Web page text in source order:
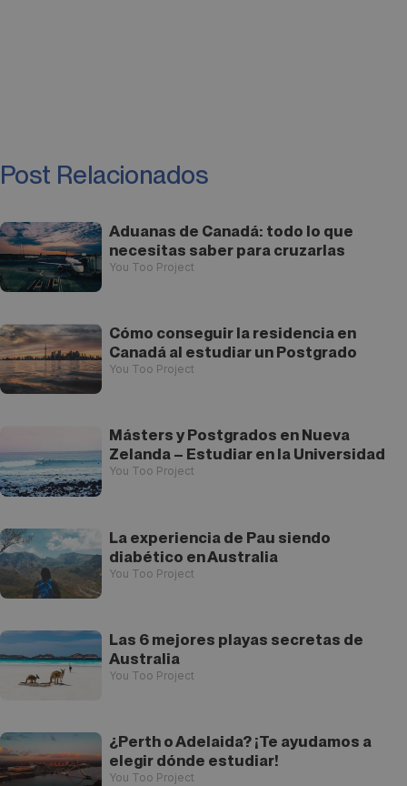
Post Relacionados
Aduanas de Canadá: todo lo que
necesitas saber para cruzarlas
You Too Project
Cómo conseguir la residencia en
Canadá al estudiar un Postgrado
You Too Project
Másters y Postgrados en Nueva
Zelanda – Estudiar en la Universidad
You Too Project
La experiencia de Pau siendo
diabético en Australia
You Too Project
Las 6 mejores playas secretas de
Australia
You Too Project
¿Perth o Adelaida? ¡Te ayudamos a
elegir dónde estudiar!
You Too Project